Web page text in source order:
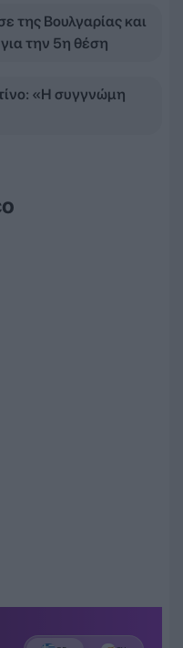
της Βουλγαρίας και
την 5η θέση
«Η συγγνώμη